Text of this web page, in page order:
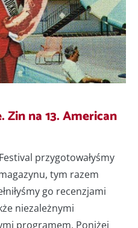
Zin na 13. American
przygotowałyśmy
tym razem
go recenzjami
niezależnymi
programem. Poniżej